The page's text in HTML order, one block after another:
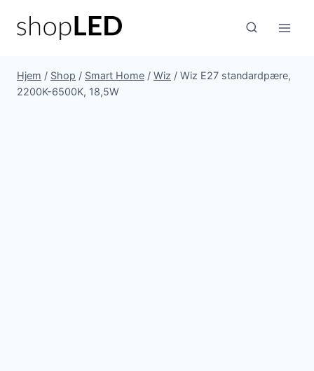
Hjem / Shop / Smart Home / Wiz / Wiz E27 standardpære,
2200K-6500K, 18,5W